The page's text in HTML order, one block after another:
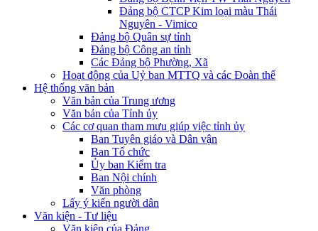
Đảng bộ CTCP Kim loại màu Thái
Nguyên - Vimico
Đảng bộ Quân sự tỉnh
Đảng bộ Công an tỉnh
Các Đảng bộ Phường, Xã
Hoạt động của Uỷ ban MTTQ và các Đoàn thể
Hệ thống văn bản
Văn bản của Trung ương
Văn bản của Tỉnh ủy
Các cơ quan tham mưu giúp việc tỉnh ủy
Ban Tuyên giáo và Dân vận
Ban Tổ chức
Ủy ban Kiểm tra
Ban Nội chính
Văn phòng
Lấy ý kiến người dân
Văn kiện - Tư liệu
Văn kiện của Đảng